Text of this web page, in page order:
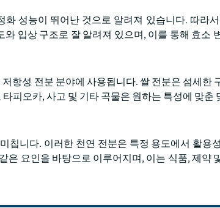
성능이 뛰어난 것으로 알려져 있습니다. 따라
입상 구조로 잘 알려져 있으며, 이를 통해 효소
항성 전분 분야에 사용됩니다. 쌀 전분은 섬세한
피오카, 사고 및 기타 곡물은 원하는 특성에 맞춘
칩니다. 이러한 천연 전분은 특정 용도에서 활용
은 요인을 바탕으로 이루어지며, 이는 식품, 제약